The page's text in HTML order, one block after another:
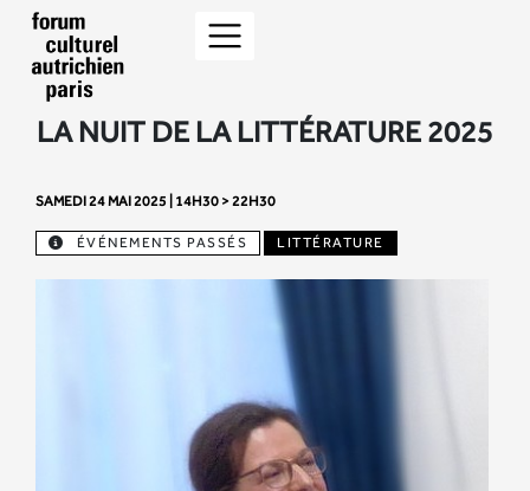
LA NUIT DE LA LITTÉRATURE 2025
SAMEDI 24 MAI 2025 | 14H30 > 22H30
ÉVÉNEMENTS PASSÉS LITTÉRATURE